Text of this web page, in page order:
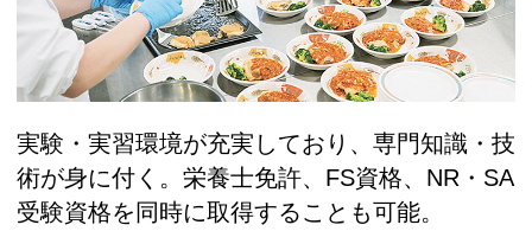
実験・実習環境が充実しており、専門知識・技
術が身に付く。栄養士免許、FS資格、NR・SA
受験資格を同時に取得することも可能。